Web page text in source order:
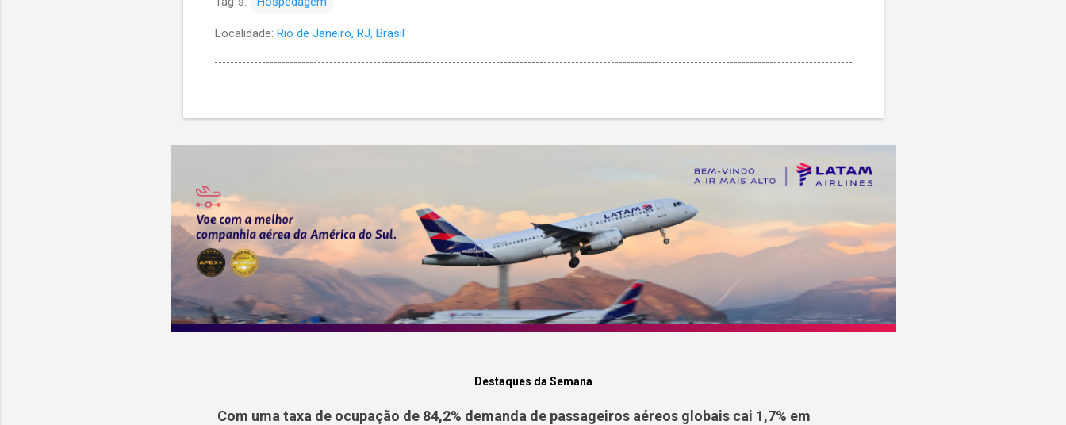
Localidade: Rio de Janeiro, RJ, Brasil
Destaques da Semana
Com uma taxa de ocupação de 84,2% demanda de passageiros aéreos globais cai 1,7% em